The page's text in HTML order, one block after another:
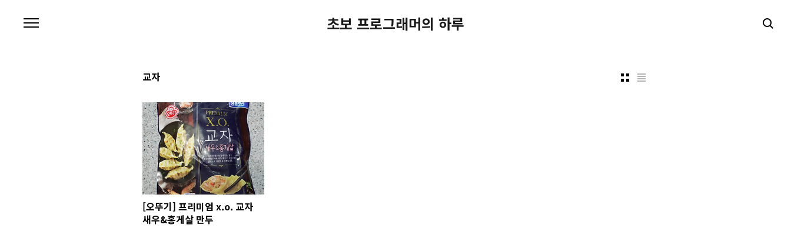
초보 프로그래머의 하루
교자
[오뚜기] 프리미엄 x.o. 교자
새우&홍게살 만두